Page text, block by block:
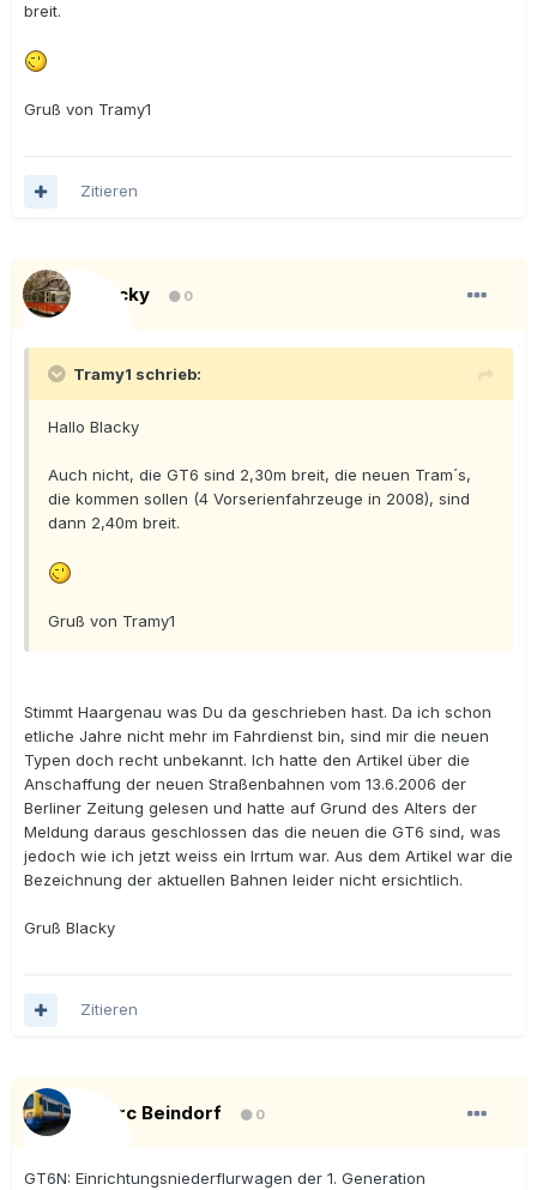
breit.
Gruß von Tramy1
Zitieren
Blacky 0
Tramy1 schrieb:
Hallo Blacky
Auch nicht, die GT6 sind 2,30m breit, die neuen Tram´s,
die kommen sollen (4 Vorserienfahrzeuge in 2008), sind
dann 2,40m breit.
Gruß von Tramy1
Stimmt Haargenau was Du da geschrieben hast. Da ich schon
etliche Jahre nicht mehr im Fahrdienst bin, sind mir die neuen
Typen doch recht unbekannt. Ich hatte den Artikel über die
Anschaffung der neuen Straßenbahnen vom 13.6.2006 der
Berliner Zeitung gelesen und hatte auf Grund des Alters der
Meldung daraus geschlossen das die neuen die GT6 sind, was
jedoch wie ich jetzt weiss ein Irrtum war. Aus dem Artikel war die
Bezeichnung der aktuellen Bahnen leider nicht ersichtlich.
Gruß Blacky
Zitieren
Marc Beindorf 0
GT6N: Einrichtungsniederflurwagen der 1. Generation